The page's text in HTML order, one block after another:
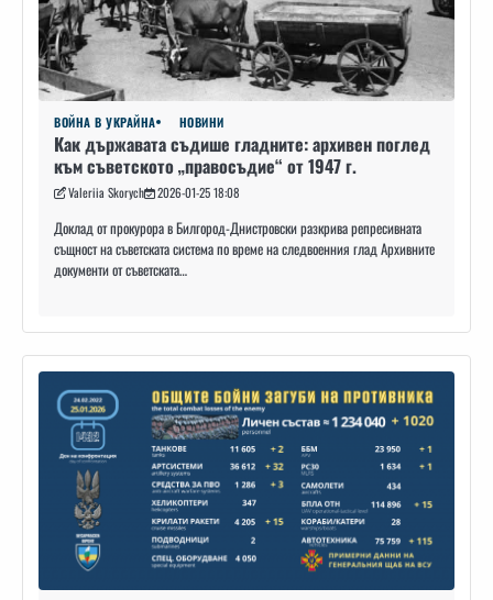
ВОЙНА В УКРАЙНА НОВИНИ
Как държавата съдише гладните: архивен поглед
към съветското „правосъдие“ от 1947 г.
Valeriia Skorych 2026-01-25 18:08
Доклад от прокурора в Билгород-Днистровски разкрива репресивната
същност на съветската система по време на следвоенния глад Архивните
документи от съветската…